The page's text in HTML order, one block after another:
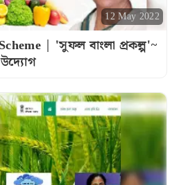
12 May 2022
| 'সুফল বাংলা প্রকল্প'~